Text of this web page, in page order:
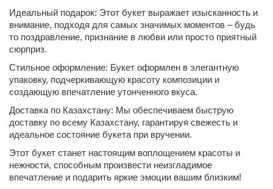
Идеальный подарок: Этот букет выражает изысканность и
внимание, подходя для самых значимых моментов – будь
то поздравление, признание в любви или просто приятный
сюрприз.
Стильное оформление: Букет оформлен в элегантную
упаковку, подчеркивающую красоту композиции и
создающую впечатление утонченного вкуса.
Доставка по Казахстану: Мы обеспечиваем быструю
доставку по всему Казахстану, гарантируя свежесть и
идеальное состояние букета при вручении.
Этот букет станет настоящим воплощением красоты и
нежности, способным произвести неизгладимое
впечатление и подарить яркие эмоции вашим близким!